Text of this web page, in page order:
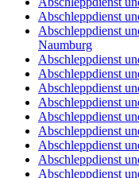
Abschleppdienst
Abschleppdienst
Naumburg
Abschleppdienst
Abschleppdienst
Abschleppdienst
Abschleppdienst
Abschleppdienst
Abschleppdienst
Abschleppdienst
Abschleppdienst
Abschleppdienst